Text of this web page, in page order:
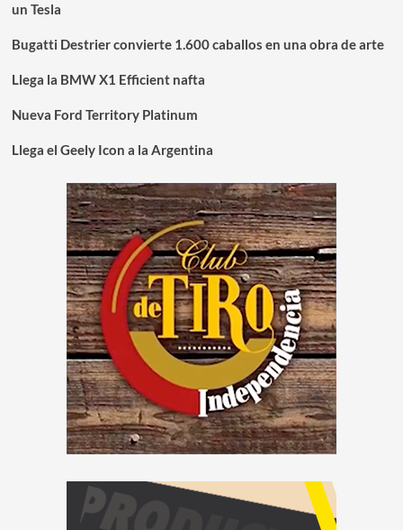
un Tesla
Bugatti Destrier convierte 1.600 caballos en una obra de arte
Llega la BMW X1 Efficient nafta
Nueva Ford Territory Platinum
Llega el Geely Icon a la Argentina